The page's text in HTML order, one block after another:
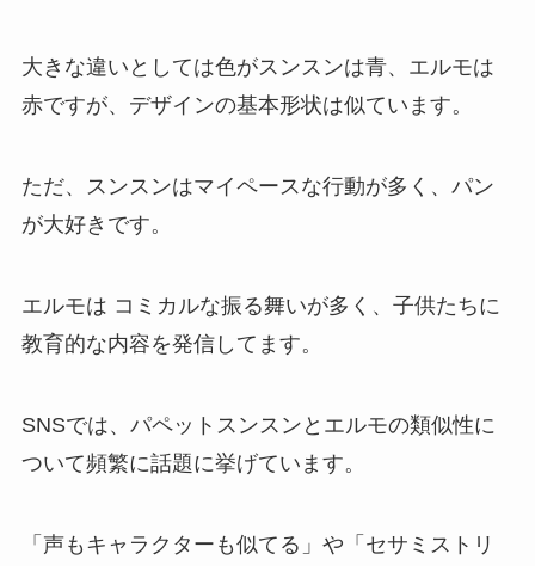
大きな違いとしては色がスンスンは青、エルモは
赤ですが、デザインの基本形状は似ています。
ただ、スンスンはマイペースな行動が多く、パン
が大好きです。
エルモは コミカルな振る舞いが多く、子供たちに
教育的な内容を発信してます。
SNSでは、パペットスンスンとエルモの類似性に
ついて頻繁に話題に挙げています。
「声もキャラクターも似てる」や「セサミストリ